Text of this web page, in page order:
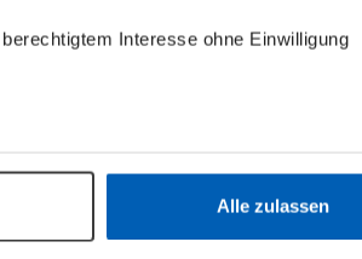
Interesse ohne Einwilligung
Alle zulassen